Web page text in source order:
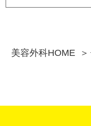
美容外科HOME